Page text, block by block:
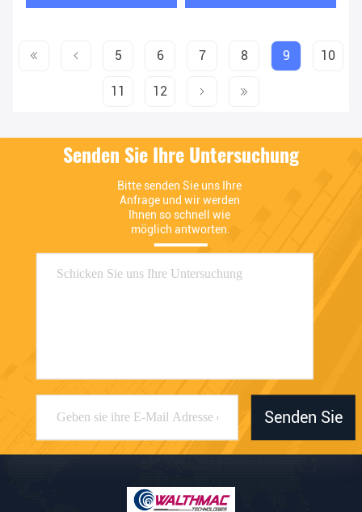
5 6 7 8 9 10
11 12
Senden Sie Ihre Untersuchung
Bitte senden Sie uns Ihre
Anfrage und wir werden
Ihnen so schnell wie
möglich antworten.
Senden Sie